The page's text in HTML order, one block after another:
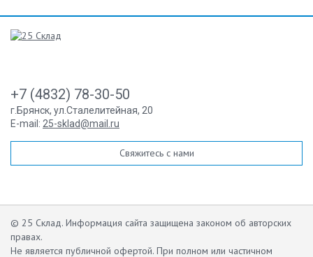
+7 (4832) 78-30-50
г.Брянск, ул.Сталелитейная, 20
E-mail: 25-sklad@mail.ru
Свяжитесь с нами
© 25 Склад. Информация сайта защищена законом об авторских
правах.
Не является публичной офертой. При полном или частичном